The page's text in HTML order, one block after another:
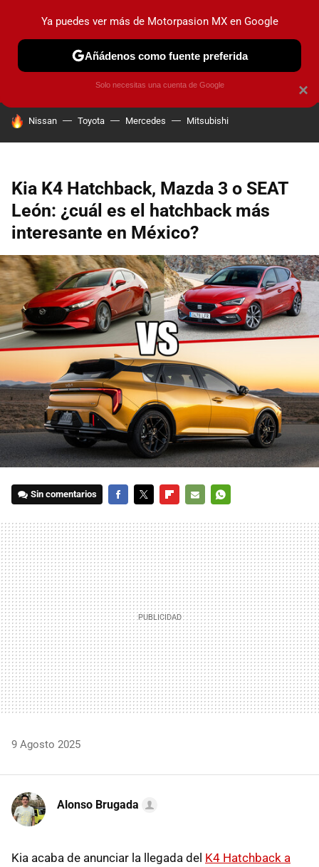
PRUEBAS INDUSTRIA HOY NO CIRCULA
HOY SE HABLA DE
Nissan Toyota Mercedes Mitsubishi
Kia K4 Hatchback, Mazda 3 o SEAT
León: ¿cuál es el hatchback más
interesante en México?
Sin comentarios
MAIL
9 Agosto 2025
Alonso Brugada
Kia acaba de anunciar la llegada del K4 Hatchback a
×
Ya puedes ver más de Motorpasion MX en Google
Añádenos como fuente preferida
Solo necesitas una cuenta de Google